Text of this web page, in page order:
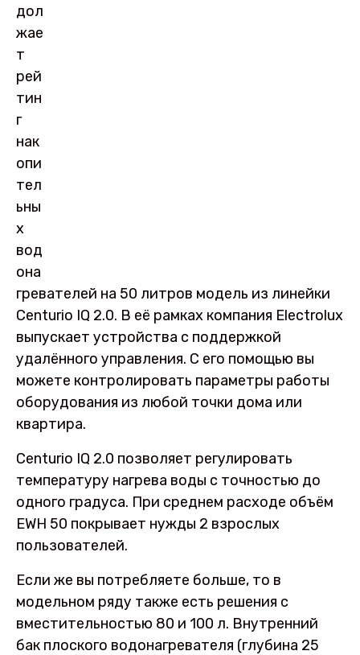
дол
жае
т
рей
тин
г
нак
опи
тел
ьны
х
вод
она
гревателей на 50 литров модель из линейки
Centurio IQ 2.0. В её рамках компания Electrolux
выпускает устройства с поддержкой
удалённого управления. С его помощью вы
можете контролировать параметры работы
оборудования из любой точки дома или
квартира.
Centurio IQ 2.0 позволяет регулировать
температуру нагрева воды с точностью до
одного градуса. При среднем расходе объём
EWH 50 покрывает нужды 2 взрослых
пользователей.
Если же вы потребляете больше, то в
модельном ряду также есть решения с
вместительностью 80 и 100 л. Внутренний
бак плоского водонагревателя (глубина 25